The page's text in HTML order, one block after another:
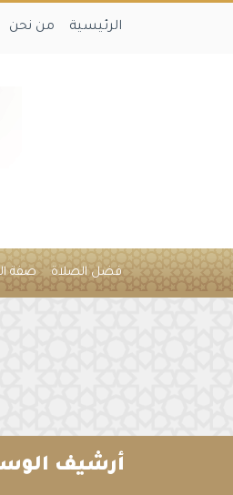
الرئيسية من نحن
فضل الصلاة صفة
أرشيف